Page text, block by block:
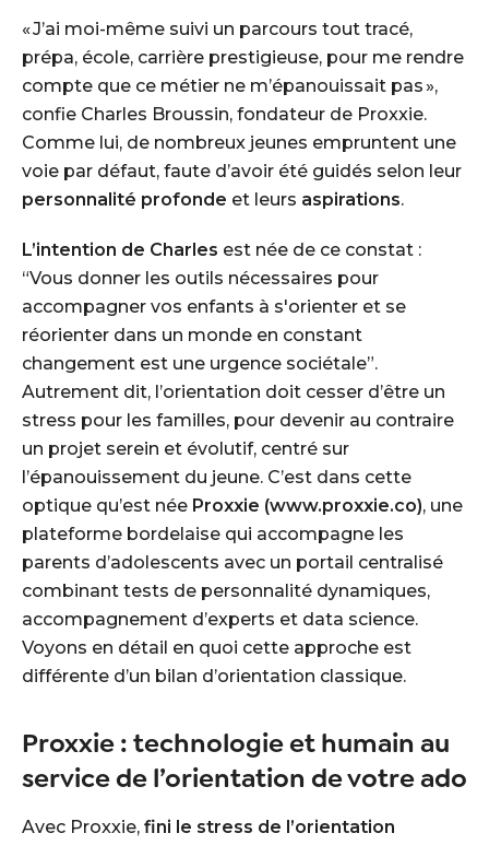
« J’ai moi-même suivi un parcours tout tracé,
prépa, école, carrière prestigieuse, pour me rendre
compte que ce métier ne m’épanouissait pas »,
confie Charles Broussin, fondateur de Proxxie.
Comme lui, de nombreux jeunes empruntent une
voie par défaut, faute d’avoir été guidés selon leur
personnalité profonde et leurs aspirations.
L’intention de Charles est née de ce constat :
“Vous donner les outils nécessaires pour
accompagner vos enfants à s'orienter et se
réorienter dans un monde en constant
changement est une urgence sociétale”.
Autrement dit, l’orientation doit cesser d’être un
stress pour les familles, pour devenir au contraire
un projet serein et évolutif, centré sur
l’épanouissement du jeune. C’est dans cette
optique qu’est née Proxxie (www.proxxie.co), une
plateforme bordelaise qui accompagne les
parents d’adolescents avec un portail centralisé
combinant tests de personnalité dynamiques,
accompagnement d’experts et data science.
Voyons en détail en quoi cette approche est
différente d’un bilan d’orientation classique.
Proxxie : technologie et humain au
service de l’orientation de votre ado
Avec Proxxie, fini le stress de l’orientation